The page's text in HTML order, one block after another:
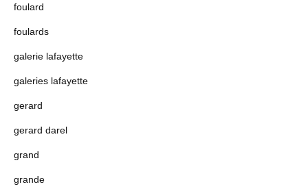
foulard
foulards
galerie lafayette
galeries lafayette
gerard
gerard darel
grand
grande